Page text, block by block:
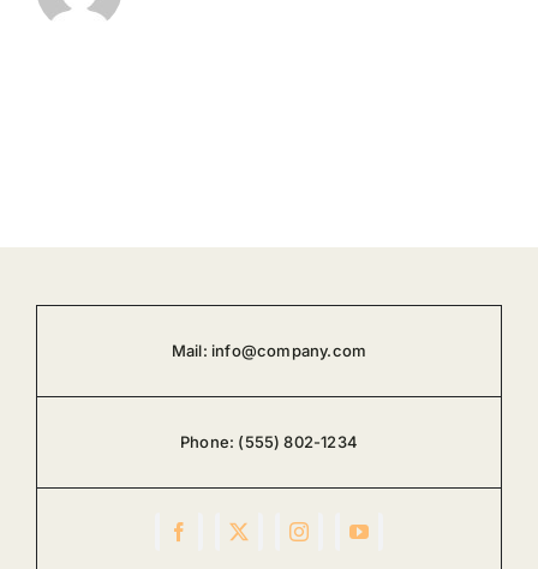
Mail: info@company.com
Phone: (555) 802-1234